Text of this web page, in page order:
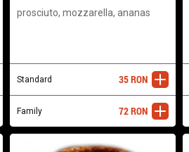
prosciuto, mozzarella, ananas
Standard adaugă
35RON
Family adaugă
72RON